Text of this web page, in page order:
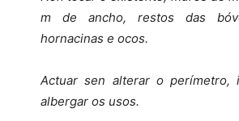
m de ancho, restos das
hornacinas e ocos.
Actuar sen alterar o perímetro,
albergar os usos.